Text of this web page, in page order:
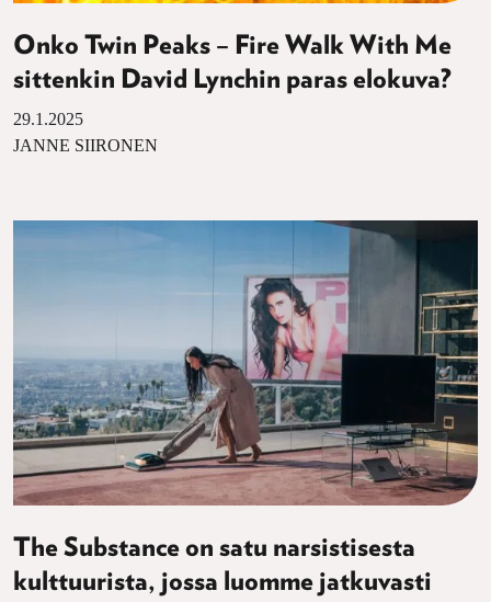
Onko Twin Peaks – Fire Walk With Me
sittenkin David Lynchin paras elokuva?
29.1.2025
JANNE SIIRONEN
The Substance on satu narsistisesta
kulttuurista, jossa luomme jatkuvasti